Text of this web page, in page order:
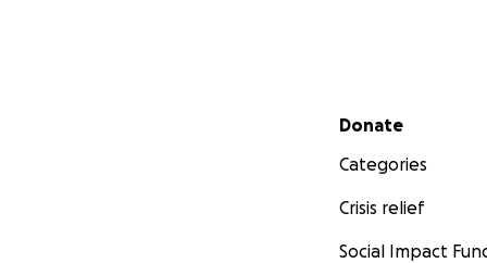
Secondary menu
Donate
Categories
Crisis relief
Social Impact